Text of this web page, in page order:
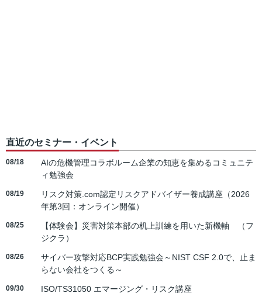
直近のセミナー・イベント
08/18
AIの危機管理コラボルーム企業の知恵を集めるコミュニテ
ィ勉強会
08/19
リスク対策.com認定リスクアドバイザー養成講座（2026
年第3回：オンライン開催）
08/25
【体験会】災害対策本部の机上訓練を用いた新機軸 （フ
ジクラ）
08/26
サイバー攻撃対応BCP実践勉強会～NIST CSF 2.0で、止ま
らない会社をつくる～
09/30 ISO/TS31050 エマージング・リスク講座